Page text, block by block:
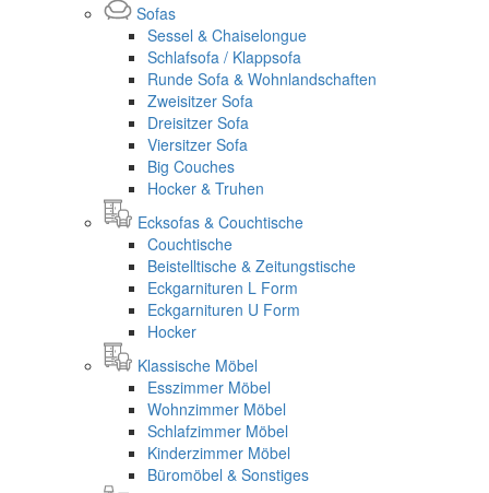
Sofas
Sessel & Chaiselongue
Schlafsofa / Klappsofa
Runde Sofa & Wohnlandschaften
Zweisitzer Sofa
Dreisitzer Sofa
Viersitzer Sofa
Big Couches
Hocker & Truhen
Ecksofas & Couchtische
Couchtische
Beistelltische & Zeitungstische
Eckgarnituren L Form
Eckgarnituren U Form
Hocker
Klassische Möbel
Esszimmer Möbel
Wohnzimmer Möbel
Schlafzimmer Möbel
Kinderzimmer Möbel
Büromöbel & Sonstiges